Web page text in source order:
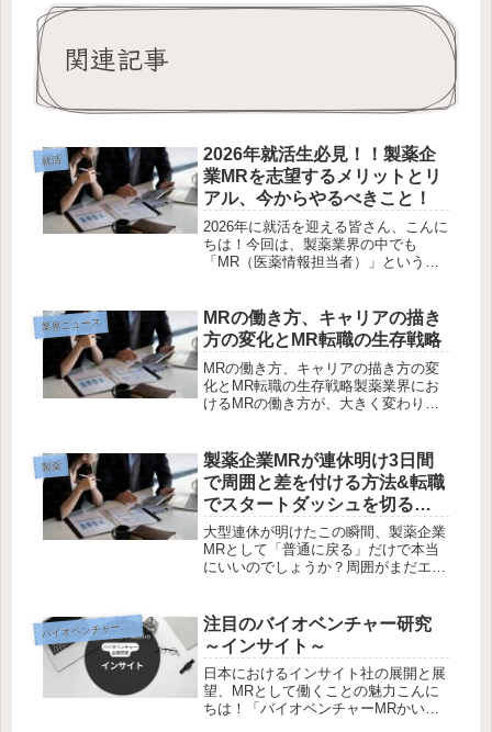
関連記事
就活
2026年就活生必見！！製薬企
業MRを志望するメリットとリ
アル、今からやるべきこと！
2026年に就活を迎える皆さん、こんに
ちは！今回は、製薬業界の中でも
「MR（医薬情報担当者）」という職
最新採用動向や高待遇、さらには内定
獲得に向けた具体的なアクションまで
を...
業界ニュース
MRの働き方、キャリアの描き
方の変化とMR転職の生存戦略
MRの働き方、キャリアの描き方の変
化とMR転職の生存戦略製薬業界にお
けるMRの働き方が、大きく変わり始
ラクト人財の総数は4205人となり、稼
働人数としては過去最多を更新し...
製薬
製薬企業MRが連休明け3日間
で周囲と差を付ける方法&転職
でスタートダッシュを切る方
法
大型連休が明けたこの瞬間、製薬企業
MRとして「普通に戻る」だけで本当
にいいのでしょうか？周囲がまだエン
んな3日間が、いま目の前にありま
す。この記事では、連休明けの3日間
で社...
バイオベンチャー企業研究
注目のバイオベンチャー研究
～インサイト～
日本におけるインサイト社の展開と展
望、MRとして働くことの魅力こんに
ちは！「バイオベンチャーMRかいり